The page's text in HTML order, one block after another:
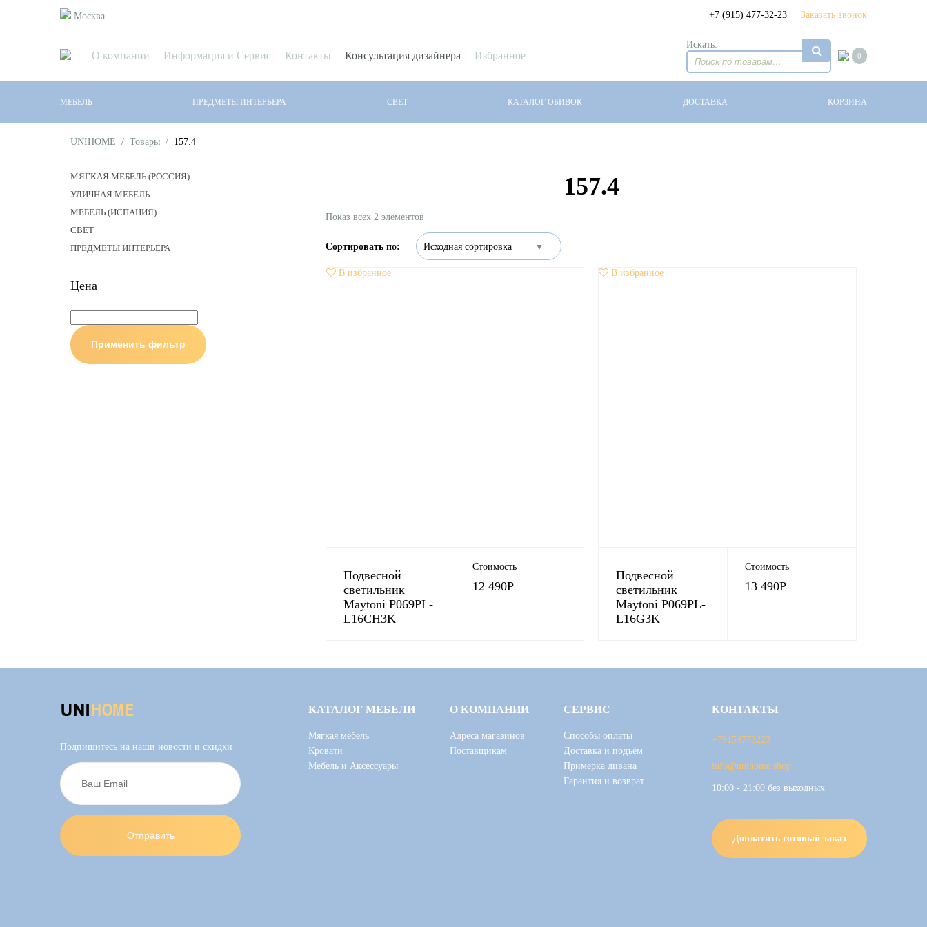
Москва +7 (915) 477-32-23 Заказать звонок
О компании Информация и Сервис Контакты Консультация дизайнера Избранное
Искать:
0
МЕБЕЛЬ ПРЕДМЕТЫ ИНТЕРЬЕРА СВЕТ КАТАЛОГ ОБИВОК ДОСТАВКА КОРЗИНА
UNIHOME / Товары / 157.4
МЯГКАЯ МЕБЕЛЬ (РОССИЯ)
УЛИЧНАЯ МЕБЕЛЬ
МЕБЕЛЬ (ИСПАНИЯ)
СВЕТ
ПРЕДМЕТЫ ИНТЕРЬЕРА
Цена
Применить фильтр
157.4
Показ всех 2 элементов
В избранное
Подвесной
светильник
Maytoni P069PL-
L16CH3K
Стоимость
12 490Р
В избранное
Подвесной
светильник
Maytoni P069PL-
L16G3K
Стоимость
13 490Р
Подпишитесь на наши новости и скидки
КАТАЛОГ МЕБЕЛИ
Мягкая мебель
Кровати
Мебель и Аксессуары
О КОМПАНИИ
Адреса магазинов
Поставщикам
СЕРВИС
Способы оплаты
Доставка и подъём
Примерка дивана
Гарантия и возврат
КОНТАКТЫ
+79154773223
info@unihome.shop
10:00 - 21:00 без выходных
Доплатить готовый заказ